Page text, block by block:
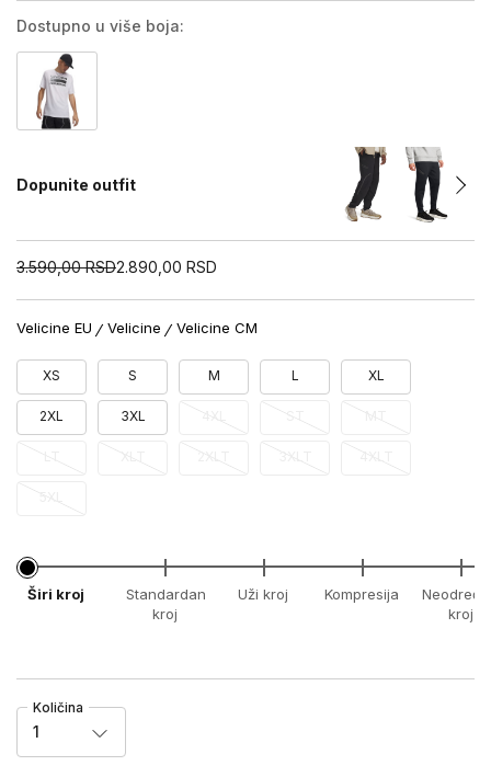
Dostupno u više boja:
Dopunite outfit
3.590,00 RSD2.890,00 RSD
Velicine EU Velicine Velicine CM
XS S M L XL
2XL 3XL
3XLT 4XLT
Širi kroj
Standardan
kroj
Uži kroj Kompresija
kroj
Količina
1